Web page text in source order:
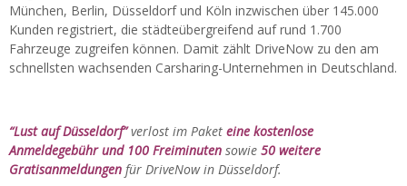
München, Berlin, Düsseldorf und Köln inzwischen über 145.000
Kunden registriert, die städteübergreifend auf rund 1.700
Fahrzeuge zugreifen können. Damit zählt DriveNow zu den am
schnellsten wachsenden Carsharing-Unternehmen in Deutschland.
“Lust auf Düsseldorf”verlost im Paket eine kostenlose
Anmeldegebühr und 100 Freiminuten sowie 50 weitere
Gratisanmeldungen für DriveNow in Düsseldorf.